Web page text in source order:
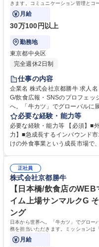
きます。コミュニケーション管理とコ
長を推進していただきます！
月給
30万100円以上
勤務地
東京都中央区
完全週休2日制
仕事の内容
企業名 株式会社京都勝牛 求人名 日本橋【広報・PR・SNS】プライム上場
G/飲食広報・SNSのプロフェッショナルに！ 仕事
へ。「牛カツ」でグローバルに
だきます。コミュニケーション
バル展開や事業成長を推進していただきます！
ョン管理：CI,BI,VI策定、管理 リスクマネジメント 等 ■コーポレート広
報：プレスリリース配信 取材対応（主にToB関連） 等 【期待】マーケテ
本橋【広報・PR・SNS】プラ
ョナルに！
必要な経験・能力等
必要な経験・能力等 【必須】■外
力】■急成長するインバウンド
けの外食事業という成長市場で
ングなど、多様な手法を組み合わせた
学歴：大学院 大学 高専 短大 専
正社員
株式会社京都勝牛
【日本橋/飲食店の
イム上場サンマルクG
ング
日本から世界へ。「牛カツ」でグロー
務を担当いただきます。ミッションは
獲得やデジタルな分析業務を担当しま
月給